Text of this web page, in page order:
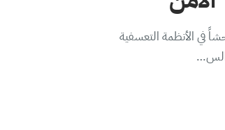
في الأنظمة التعسفية
الس…